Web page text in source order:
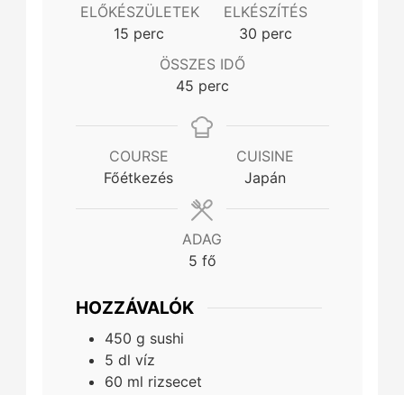
ELŐKÉSZÜLETEK
15minutes
perc
ELKÉSZÍTÉS
30minutes
perc
ÖSSZES IDŐ
45minutes
perc
COURSE
Főétkezés
CUISINE
Japán
ADAG
5 fő
HOZZÁVALÓK
450 g sushi
5 dl víz
60 ml rizsecet